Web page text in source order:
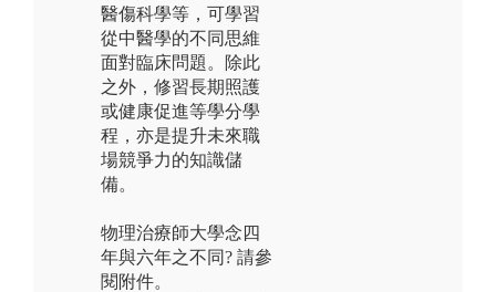
醫傷科學等，可學習
從中醫學的不同思維
面對臨床問題。除此
之外，修習長期照護
或健康促進等學分學
程，亦是提升未來職
場競爭力的知識儲
備。
物理治療師大學念四
年與六年之不同? 請參
閱附件。